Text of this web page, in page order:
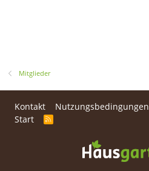
Mitglieder
Kontakt Nutzungsbedingungen
Start
R